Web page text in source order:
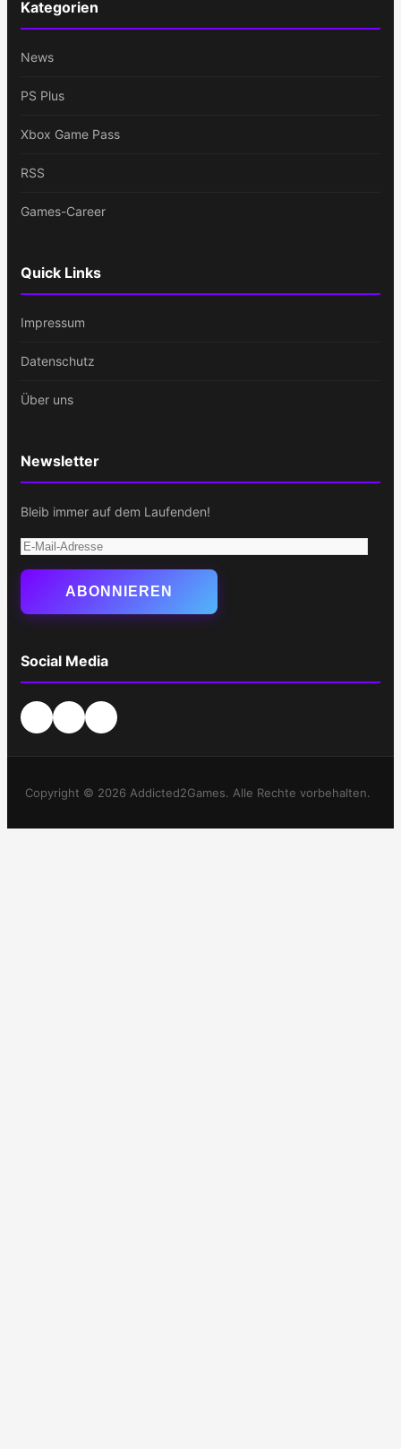
Kategorien
News
PS Plus
Xbox Game Pass
RSS
Games-Career
Quick Links
Impressum
Datenschutz
Über uns
Newsletter
Bleib immer auf dem Laufenden!
E-
ABONNIEREN
Social Media
Copyright © 2026 Addicted2Games. Alle Rechte vorbehalten.